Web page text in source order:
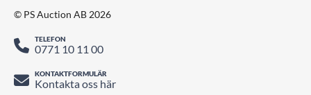
© PS Auction AB 2026
TELEFON
0771 10 11 00
KONTAKTFORMULÄR
Kontakta oss här